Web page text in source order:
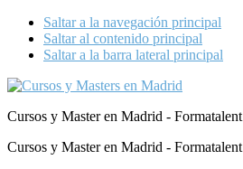
Saltar a la navegación principal
Saltar al contenido principal
Saltar a la barra lateral principal
Cursos y Master en Madrid - Formatalent
Cursos y Master en Madrid - Formatalent